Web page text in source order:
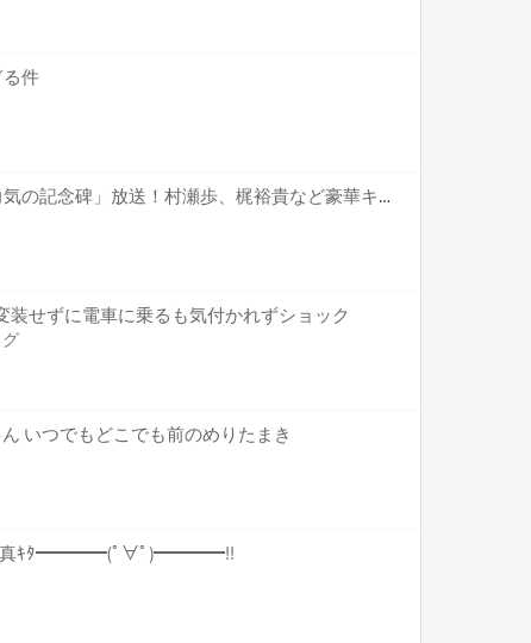
件
「王様ランキング」特番「勇気の記念碑」放送！村瀬歩、梶裕貴など豪華キャスト出演！
装せずに電車に乗るも気付かれずショック
いつでもどこでも前のめりたまき
合写真ｷﾀ━━━━(ﾟ∀ﾟ)━━━━!!